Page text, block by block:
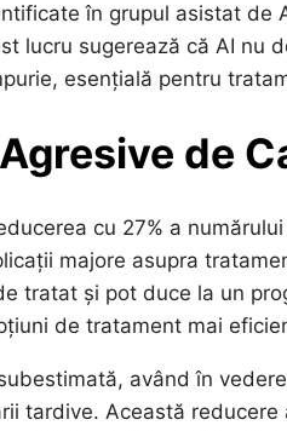
în grupul asistat
lucru sugerează că AI nu
esențială pentru
de
cu 27% a
majore asupra
tratat și pot duce la un
de tratament mai
având în
tardive. Această